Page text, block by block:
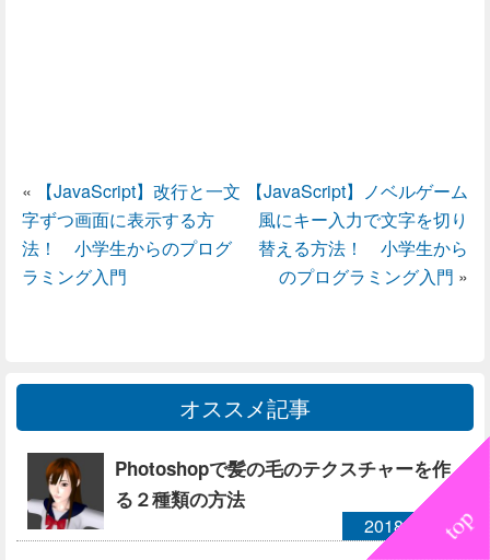
«
【JavaScript】改行と一文
字ずつ画面に表示する方
法！ 小学生からのプログ
ラミング入門
【JavaScript】ノベルゲーム
風にキー入力で文字を切り
替える方法！ 小学生から
のプログラミング入門 »
オススメ記事
Photoshopで髪の毛のテクスチャーを作
る２種類の方法
2018/08/27